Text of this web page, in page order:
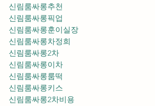
신림룸싸롱추천
신림룸싸롱훈이실장
신림룸싸롱차정희
신림룸싸롱2차
신림룸싸롱이차
신림룸싸롱룸떡
신림룸싸롱키스
신림룸싸롱2차비용